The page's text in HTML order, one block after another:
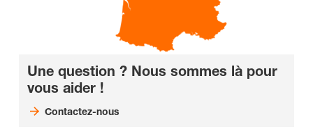
Une question ? Nous sommes là pour
vous aider !
Contactez-nous